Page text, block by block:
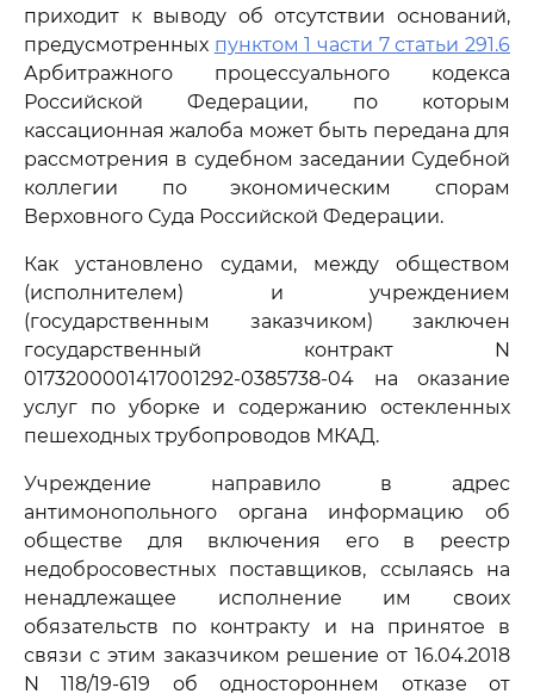
приходит к выводу об отсутствии оснований,
предусмотренных пунктом 1 части 7 статьи 291.6
Арбитражного процессуального кодекса
Российской Федерации, по которым
кассационная жалоба может быть передана для
рассмотрения в судебном заседании Судебной
коллегии по экономическим спорам
Верховного Суда Российской Федерации.
Как установлено судами, между обществом
(исполнителем) и учреждением
(государственным заказчиком) заключен
государственный контракт N
0173200001417001292-0385738-04 на оказание
услуг по уборке и содержанию остекленных
пешеходных трубопроводов МКАД.
Учреждение направило в адрес
антимонопольного органа информацию об
обществе для включения его в реестр
недобросовестных поставщиков, ссылаясь на
ненадлежащее исполнение им своих
обязательств по контракту и на принятое в
связи с этим заказчиком решение от 16.04.2018
N 118/19-619 об одностороннем отказе от